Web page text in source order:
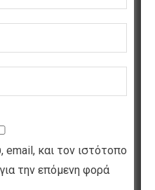
και τον ιστότοπο
την επόμενη φορά